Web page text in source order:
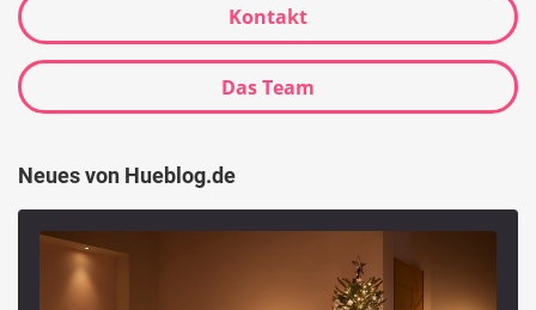
Kontakt
Das Team
Neues von Hueblog.de